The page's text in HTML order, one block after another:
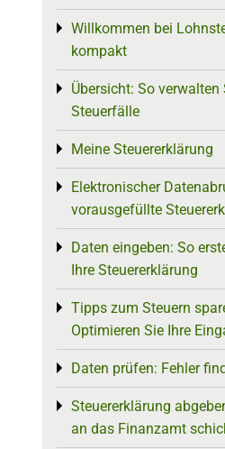
Willkommen bei
kompakt
Toggle menu
Übersicht: So verwalten
Steuerfälle
Toggle menu
Meine Steuererklärung
Toggle menu
Elektronischer
vorausgefüllte
Toggle menu
Daten eingeben: So
Ihre Steuererklärung
Toggle menu
Tipps zum Steuern
Optimieren Sie Ihre
Toggle menu
Daten prüfen: Fehler
Toggle menu
Steuererklärung
an das Finanzamt
Toggle menu